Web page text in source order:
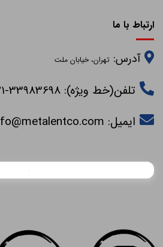
ارتباط با ما
آدرس:تهران، خیابان ملت
تلفن(خط ویژه): 33983698-021
ایمیل:info@metalentco.com